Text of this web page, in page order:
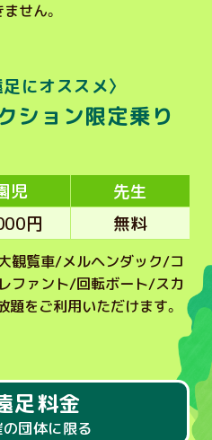
せん。
にオススメ〉
ション限定乗り
児
先生
円 無料
観覧車/メルヘンダック/コ
ファント/回転ボート/スカ
をご利用いただけます。
足料金
団体に限る